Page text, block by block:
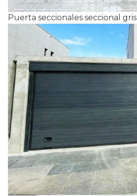
Puerta seccionales seccional gris